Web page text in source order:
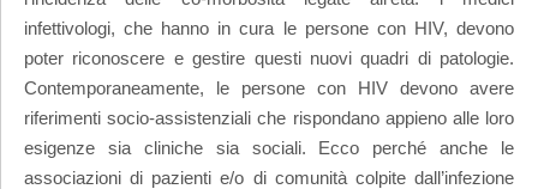
infettivologi, che hanno in cura le persone con HIV, devono
poter riconoscere e gestire questi nuovi quadri di patologie.
Contemporaneamente, le persone con HIV devono avere
riferimenti socio-assistenziali che rispondano appieno alle loro
esigenze sia cliniche sia sociali. Ecco perché anche le
associazioni di pazienti e/o di comunità colpite dall’infezione